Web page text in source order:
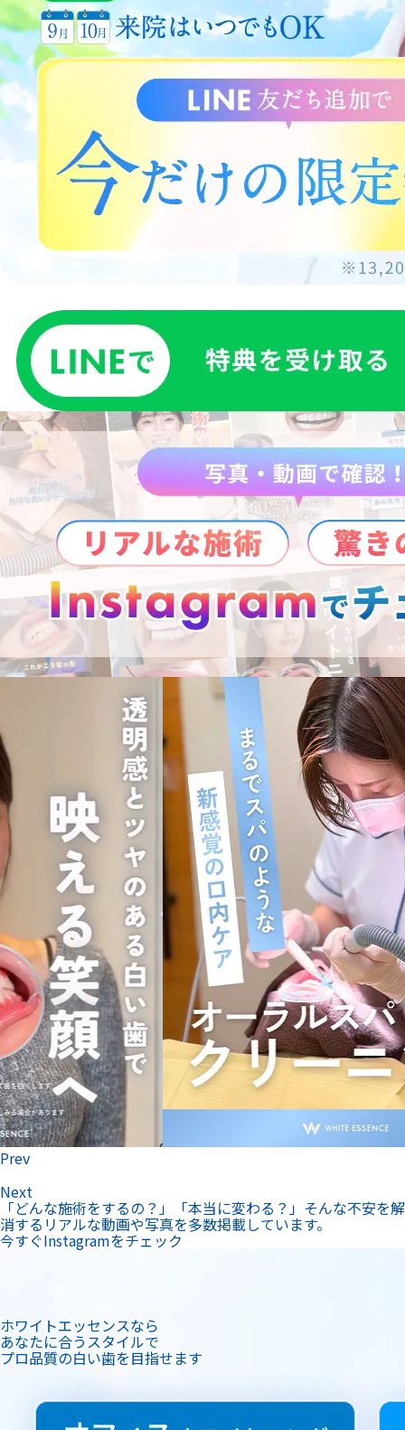
Prev
Next
「どんな施術をするの？」「本当に変わる？」そんな不安を解
消するリアルな動画や写真を多数掲載しています。
今すぐInstagramをチェック
ホワイトエッセンスなら
あなたに合うスタイルで
プロ品質の白い歯を目指せます